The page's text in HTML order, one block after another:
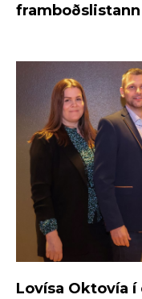
framboðslistann
Lovísa Oktovía